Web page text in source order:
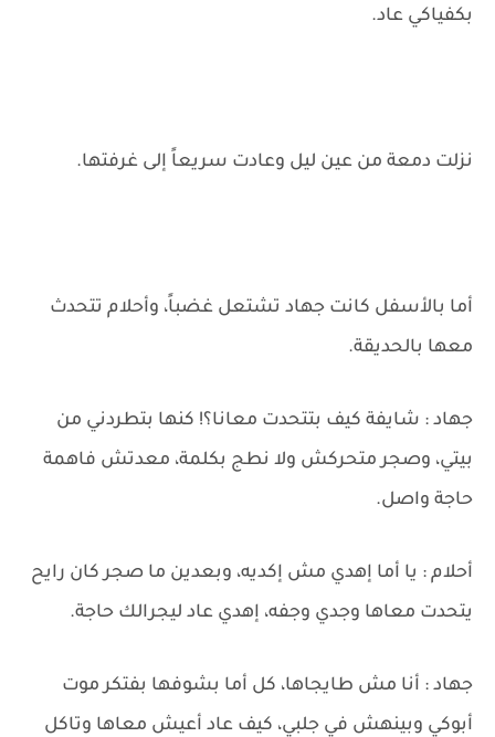
بكفياكي عاد.
نزلت دمعة من عين ليل وعادت سريعاً إلى غرفتها.
أما بالأسفل كانت جهاد تشتعل غضباً، وأحلام تتحدث
معها بالحديقة.
جهاد : شايفة كيف بتتحدت معانا؟! كنها بتطردني من
بيتي، وصجر متحركش ولا نطج بكلمة، معدتش فاهمة
حاجة واصل.
أحلام : يا أما إهدي مش إكديه، وبعدين ما صجر كان رايح
يتحدت معاها وجدي وجفه، إهدي عاد ليجرالك حاجة.
جهاد : أنا مش طايجاها، كل أما بشوفها بفتكر موت
أبوكي وبينهش في جلبي، كيف عاد أعيش معاها وتاكل